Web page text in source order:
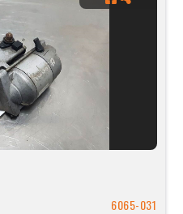
6065-031